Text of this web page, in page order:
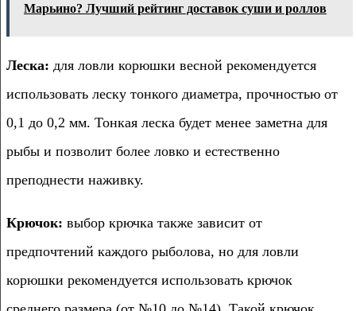
Марьино? Лучший рейтинг доставок суши и роллов
Леска: для ловли корюшки весной рекомендуется
использовать леску тонкого диаметра, прочностью от
0,1 до 0,2 мм. Тонкая леска будет менее заметна для
рыбы и позволит более ловко и естественно
преподнести наживку.
Крючок: выбор крючка также зависит от
предпочтений каждого рыболова, но для ловли
корюшки рекомендуется использовать крючок